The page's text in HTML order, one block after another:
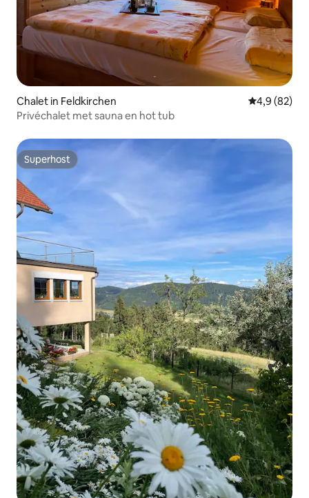
Chalet in Feldkirchen Gemiddelde
4,9 (82)
Privéchalet met sauna en hot tub
Superhost
Superhost